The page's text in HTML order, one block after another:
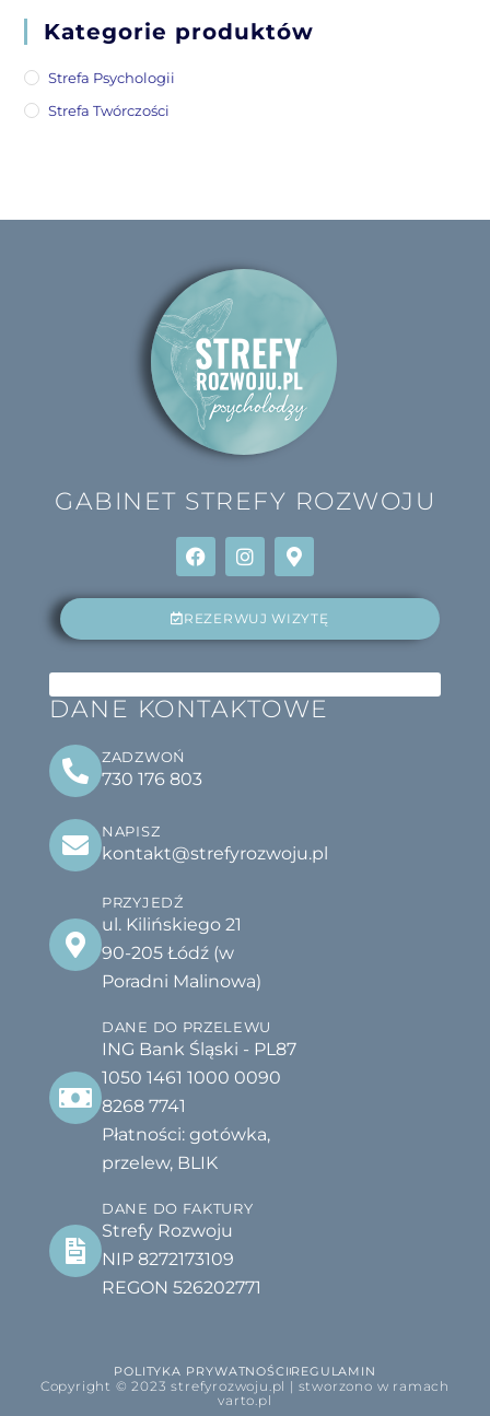
Kategorie produktów
Strefa Psychologii
Strefa Twórczości
GABINET STREFY ROZWOJU
REZERWUJ WIZYTĘ
DANE KONTAKTOWE
ZADZWOŃ
730 176 803
NAPISZ
kontakt@strefyrozwoju.pl
PRZYJEDŹ
ul. Kilińskiego 21
90-205 Łódź (w
Poradni Malinowa)
DANE DO PRZELEWU
ING Bank Śląski - PL87
1050 1461 1000 0090
8268 7741
Płatności: gotówka,
przelew, BLIK
DANE DO FAKTURY
Strefy Rozwoju
NIP 8272173109
REGON 526202771
POLITYKA PRYWATNOŚCI REGULAMIN
Copyright © 2023 strefyrozwoju.pl | stworzono w ramach
varto.pl